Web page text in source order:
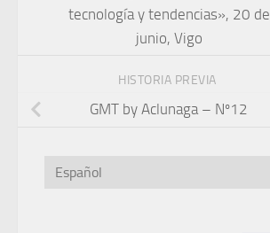
tecnología y tendencias», 20 de
junio, Vigo
HISTORIA PREVIA
GMT by Aclunaga – Nº12
Elegir